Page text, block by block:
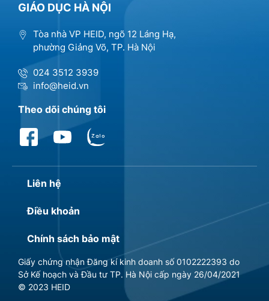
GIÁO DỤC HÀ NỘI
Tòa nhà VP HEID, ngõ 12 Láng Hạ,
phường Giảng Võ, TP. Hà Nội
024 3512 3939
info@heid.vn
Theo dõi chúng tôi
Liên hệ
Điều khoản
Chính sách bảo mật
Giấy chứng nhận Đăng kí kinh doanh số 0102222393 do
Sở Kế hoạch và Đầu tư TP. Hà Nội cấp ngày 26/04/2021
© 2023 HEID